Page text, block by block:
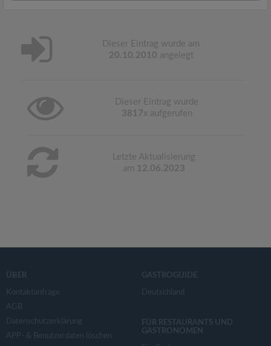
Dieser Eintrag wurde am
20.10.2010 angelegt
Dieser Eintrag wurde
3817x aufgerufen
Letzte Aktualisierung
am 12.06.2023
ÜBER
Kontaktanfrage
AGB
Datenschutzerklärung
APP- & Benutzerdaten löschen
GASTROGUIDE
Deutschland
FÜR RESTAURANTS UND
GASTRONOMEN